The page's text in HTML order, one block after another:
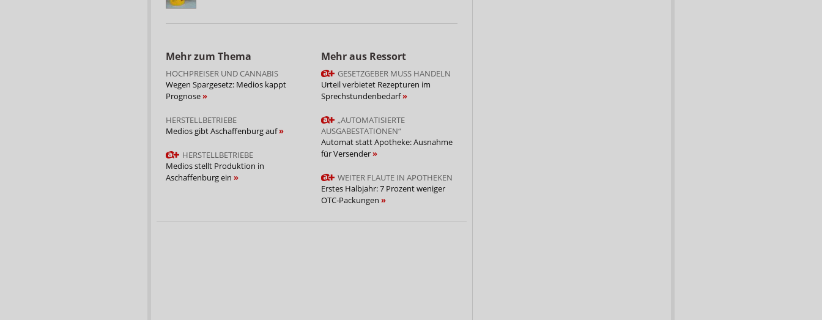
Mehr zum Thema
HOCHPREISER UND CANNABIS
Wegen Spargesetz: Medios kappt
Prognose
HERSTELLBETRIEBE
Medios gibt Aschaffenburg auf
HERSTELLBETRIEBE
Medios stellt Produktion in
Aschaffenburg ein
Mehr aus Ressort
GESETZGEBER MUSS HANDELN
Urteil verbietet Rezepturen im
Sprechstundenbedarf
„AUTOMATISIERTE
AUSGABESTATIONEN“
Automat statt Apotheke: Ausnahme
für Versender
WEITER FLAUTE IN APOTHEKEN
Erstes Halbjahr: 7 Prozent weniger
OTC-Packungen